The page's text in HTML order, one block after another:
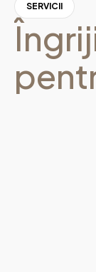
SERVICII